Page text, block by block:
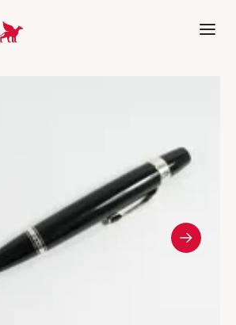
Aller à l'accueil de Crédit Municipal